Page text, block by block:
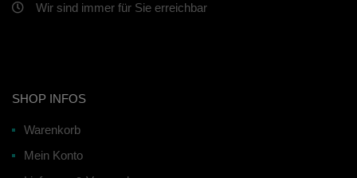
Wir sind immer für Sie erreichbar
SHOP INFOS
Warenkorb
Mein Konto